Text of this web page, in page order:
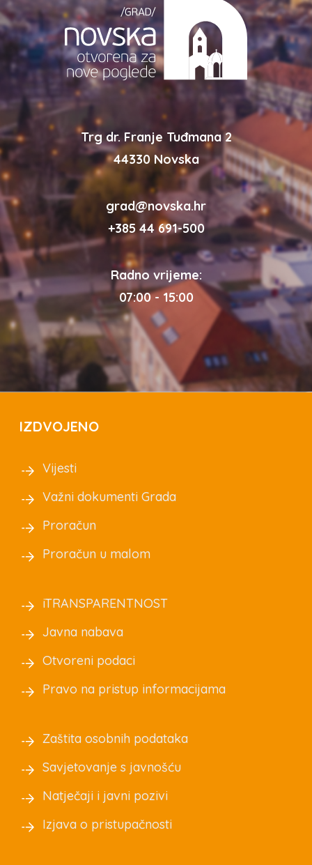
Trg dr. Franje Tuđmana 2
44330 Novska
grad@novska.hr
+385 44 691-500
Radno vrijeme:
07:00 - 15:00
IZDVOJENO
Vijesti
Važni dokumenti Grada
Proračun
Proračun u malom
iTRANSPARENTNOST
Javna nabava
Otvoreni podaci
Pravo na pristup informacijama
Zaštita osobnih podataka
Savjetovanje s javnošću
Natječaji i javni pozivi
Izjava o pristupačnosti